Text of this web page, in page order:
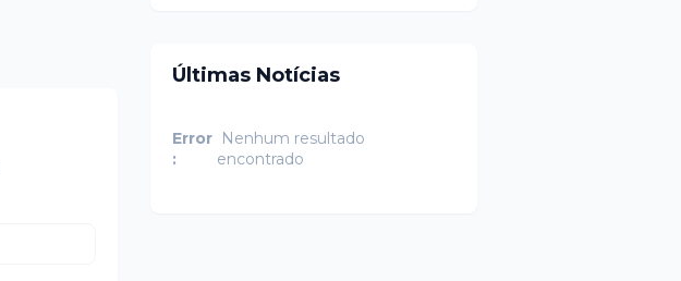
Últimas Notícias
Error
:
Nenhum resultado
encontrado